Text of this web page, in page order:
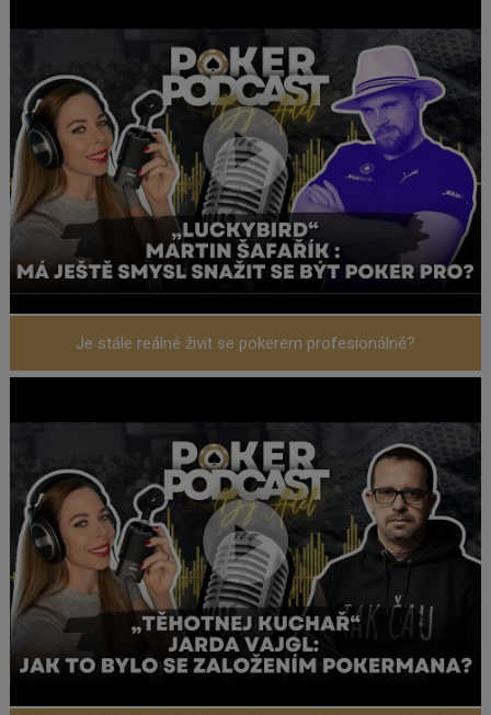
Je stále reálné živit se pokerem profesionálně?